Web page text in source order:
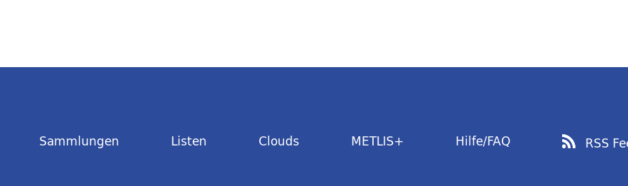
Sammlungen Listen Clouds METLIS+ Hilfe/FAQ RSS